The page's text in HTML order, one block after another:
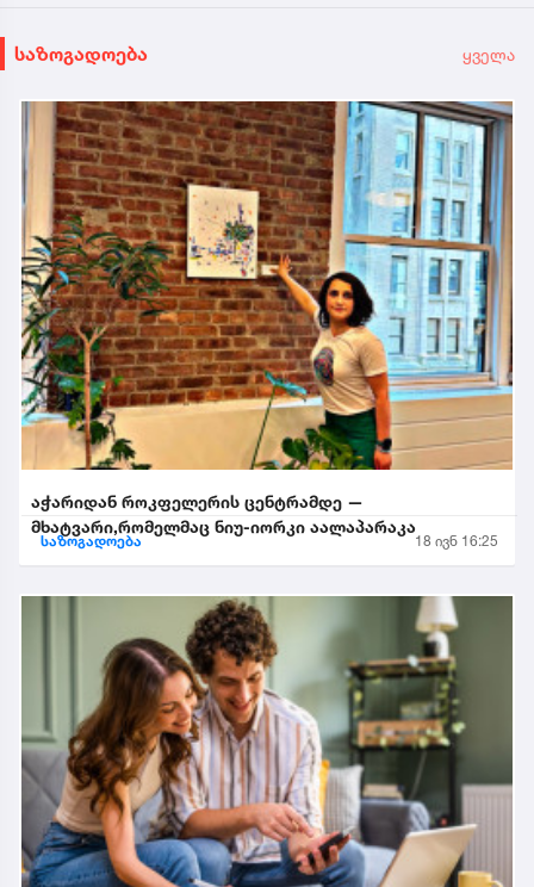
საზოგადოება ყველა
აჭარიდან როკფელერის ცენტრამდე —
მხატვარი,რომელმაც ნიუ-იორკი აალაპარაკა
საზოგადოება 18 ივნ 16:25